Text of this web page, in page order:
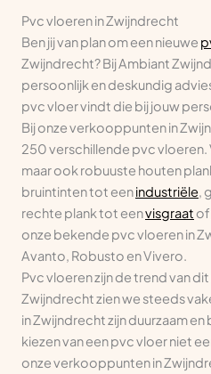
Pvc vloeren in Zwijndrecht
Ben jij van plan om een nieuwe
Zwijndrecht? Bij Ambiant
persoonlijk en deskundig
pvc vloer vindt die bij jouw
Bij onze verkooppunten in
250 verschillende pvc vloeren.
maar ook robuuste houten
bruintinten tot eenindustriële,
rechte plank tot eenvisgraat of
onze bekende pvc vloeren in
Avanto, Robusto en Vivero.
Pvc vloeren zijn de trend van
Zwijndrecht zien we steeds
in Zwijndrecht zijn duurzaam en
kiezen van een pvc vloer niet
onze verkooppunten in